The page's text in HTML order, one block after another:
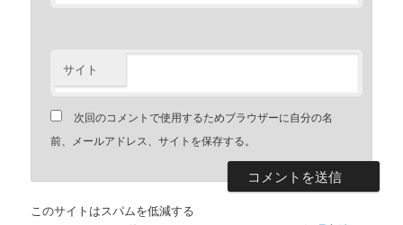
サイト
次回のコメントで使用するためブラウザーに自分の名
前、メールアドレス、サイトを保存する。
このサイトはスパムを低減する